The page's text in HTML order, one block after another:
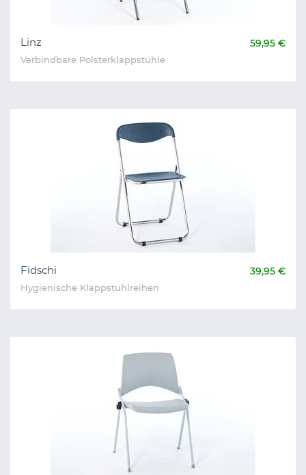
Linz 59,95 €
Verbindbare Polsterklappstühle
Fidschi 39,95 €
Hygienische Klappstuhlreihen